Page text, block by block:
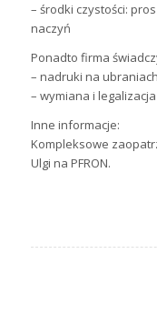
– środki czystości:
naczyń
Ponadto firma
– nadruki na
– wymiana i
Inne informacje:
Kompleksowe
Ulgi na PFRON.